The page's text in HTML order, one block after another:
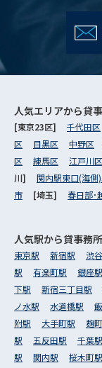
人気エリアから貸
[東京23区] 千代田区
区
目黒区 中野区
区
練馬区 江戸川区
川] 関内駅東口(海側
市
[埼玉] 春日部･
人気駅から貸事務
東京駅 新宿駅 渋
駅
有楽町駅 銀座駅
下駅
新宿三丁目駅
ノ水駅
水道橋駅
附駅
大手町駅 麹
駅
五反田駅 千葉駅
駅
関内駅 桜木町駅